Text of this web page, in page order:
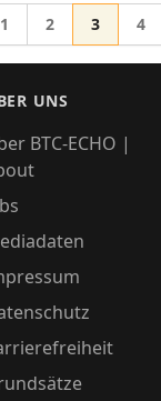
Gehe zur Seite
1 Gehe zur Seite
2 Gehe zur
3 4
UNS
BTC-ECHO |